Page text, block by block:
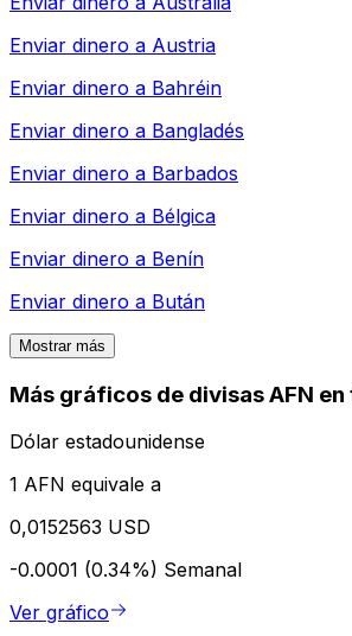
Enviar dinero a Austria
Enviar dinero a Bahréin
Enviar dinero a Bangladés
Enviar dinero a Barbados
Enviar dinero a Bélgica
Enviar dinero a Benín
Enviar dinero a Bután
Mostrar más
Más gráficos de divisas AFN
Dólar estadounidense
1 AFN equivale a
0,0152563 USD
-0.0001 (0.34%) Semanal
Ver gráfico